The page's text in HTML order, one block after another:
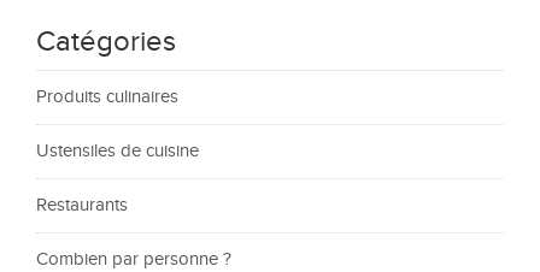
Catégories
Produits culinaires
Ustensiles de cuisine
Restaurants
Combien par personne ?